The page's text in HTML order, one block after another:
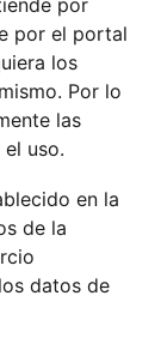
por
por el portal
los
Por lo
las
uso.
en la
de la
datos de